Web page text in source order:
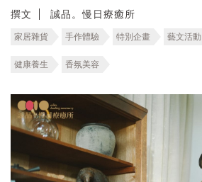
撰文 誠品。慢日療癒所
家居雜貨 手作體驗 特別企畫 藝文活動
健康養生 香氛美容